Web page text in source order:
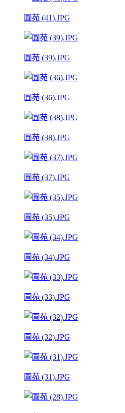
圓苑 (41).JPG
圓苑 (39).JPG
圓苑 (36).JPG
圓苑 (38).JPG
圓苑 (37).JPG
圓苑 (35).JPG
圓苑 (34).JPG
圓苑 (33).JPG
圓苑 (32).JPG
圓苑 (31).JPG